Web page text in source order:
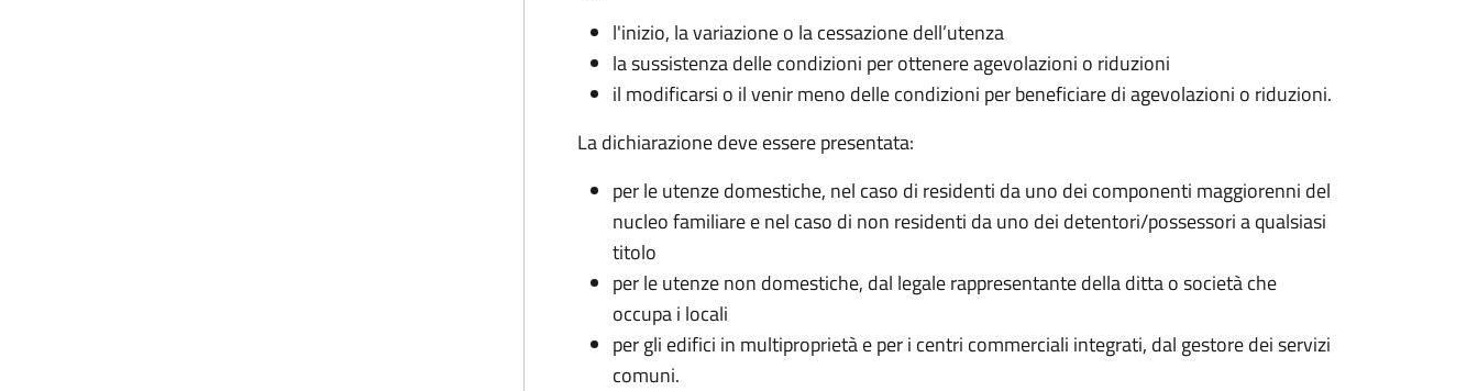
l'inizio, la variazione o la cessazione dell’utenza
la sussistenza delle condizioni per ottenere agevolazioni o riduzioni
il modificarsi o il venir meno delle condizioni per beneficiare di agevolazioni o riduzioni.
La dichiarazione deve essere presentata:
per le utenze domestiche, nel caso di residenti da uno dei componenti maggiorenni del
nucleo familiare e nel caso di non residenti da uno dei detentori/possessori a qualsiasi
titolo
per le utenze non domestiche, dal legale rappresentante della ditta o società che
occupa i locali
per gli edifici in multiproprietà e per i centri commerciali integrati, dal gestore dei servizi
comuni.